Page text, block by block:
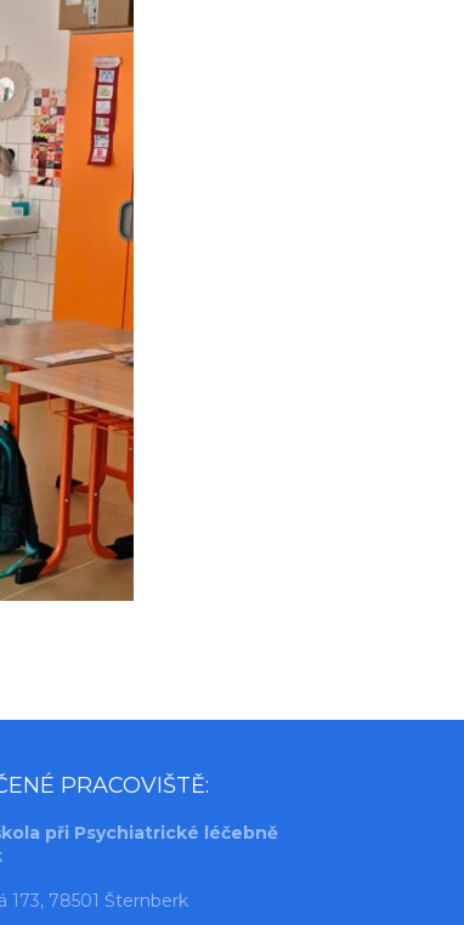
PRACOVIŠTĚ:
při Psychiatrické léčebně
173, 78501 Šternberk